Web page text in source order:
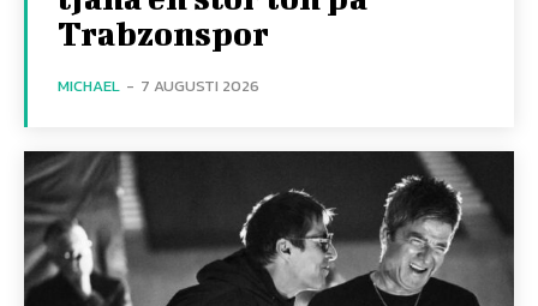
Trabzonspor
MICHAEL - 7 AUGUSTI 2026